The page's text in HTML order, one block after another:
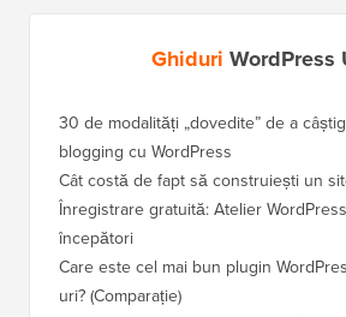
Ghiduri WordPress
30 de modalități „dovedite” de a
blogging cu WordPress
Cât costă de fapt să construiești un
Înregistrare gratuită: Atelier
începători